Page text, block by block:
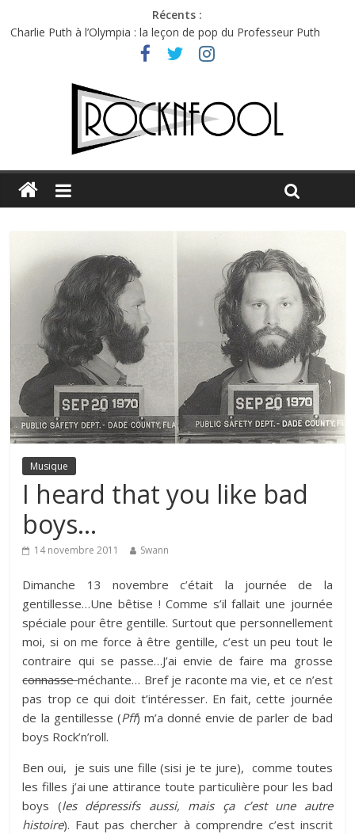
Récents :
Charlie Puth à l’Olympia : la leçon de pop du Professeur Puth
Festival Triptyque : un nouveau festival de musique indépendant
Hellfest 2026 vendredi : température et émotions en hausse
Hellfest 2026 jeudi : impossible de choisir entre chaleur et bonne
Première édition du Midgard Festival : entre bière, métal et
Musique
I heard that you like bad
boys…
14 novembre 2011 Swann
Dimanche 13 novembre c’était la journée de la
gentillesse…Une bêtise ! Comme s’il fallait une journée
spéciale pour être gentille. Surtout que personnellement
moi, si on me force à être gentille, c’est un peu tout le
contraire qui se passe…J’ai envie de faire ma grosse
connasseméchante… Bref je raconte ma vie, et ce n’est
pas trop ce qui doit t’intéresser. En fait, cette journée
de la gentillesse (Pff) m’a donné envie de parler de bad
boys Rock’n’roll.
Ben oui, je suis une fille (sisi je te jure), comme toutes
les filles j’ai une attirance toute particulière pour les bad
boys (les dépressifs aussi, mais ça c’est une autre
histoire). Faut pas chercher à comprendre c’est inscrit